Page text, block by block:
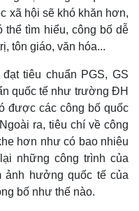
xã hội sẽ khó khăn hơn,
thể tìm hiểu, công bố dễ
tôn giáo, văn hóa...
tiêu chuẩn PGS, GS
quốc tế như trường ĐH
được các công bố quốc
ra, tiêu chí về công
hơn như có bao nhiêu
những công trình của
ảnh hưởng quốc tế của
bố như thế nào.